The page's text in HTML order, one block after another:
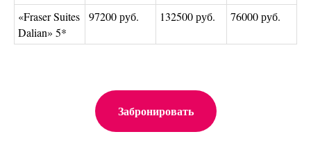
«Fraser Suites
Dalian» 5*
97200 руб. 132500 руб. 76000 руб.
Забронировать